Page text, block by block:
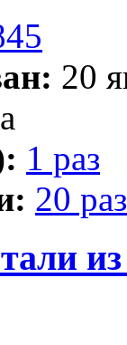
20
1 раз
20 раз